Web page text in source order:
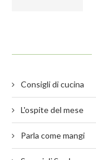
Consigli di cucina
L'ospite del mese
Parla come mangi